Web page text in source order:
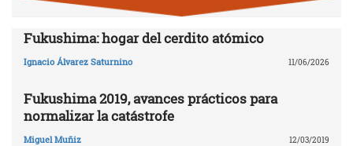
Fukushima: hogar del cerdito atómico
Ignacio Álvarez Saturnino 11/06/2026
Fukushima 2019, avances prácticos para
normalizar la catástrofe
Miguel Muñiz 12/03/2019